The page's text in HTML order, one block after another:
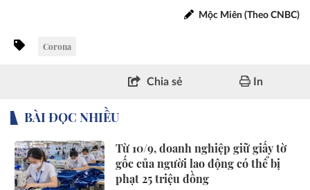
Mộc Miên (Theo CNBC)
Corona
Chia sẻ In
BÀI ĐỌC NHIỀU
Từ 10/9, doanh nghiệp giữ giấy tờ
gốc của người lao động có thể bị
phạt 25 triệu đồng